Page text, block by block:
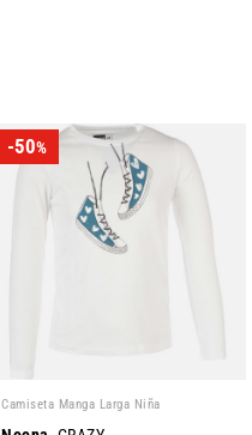
-50%
Camiseta Manga Larga Niña